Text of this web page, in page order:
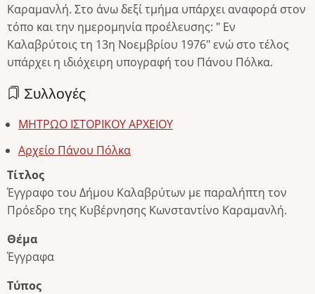
Καραμανλή. Στο άνω δεξί τμήμα υπάρχει αναφορά στον
τόπο και την ημερομηνία προέλευσης: " Εν
Καλαβρύτοις τη 13η Νοεμβρίου 1976" ενώ στο τέλος
υπάρχει η ιδιόχειρη υπογραφή του Πάνου Πόλκα.
Συλλογές
ΜΗΤΡΩΟ ΙΣΤΟΡΙΚΟΥ ΑΡΧΕΙΟΥ
Αρχείο Πάνου Πόλκα
Τίτλος
Έγγραφο του Δήμου Καλαβρύτων με παραλήπτη τον
Πρόεδρο της Κυβέρνησης Κωνσταντίνο Καραμανλή.
Θέμα
Έγγραφα
Τύπος